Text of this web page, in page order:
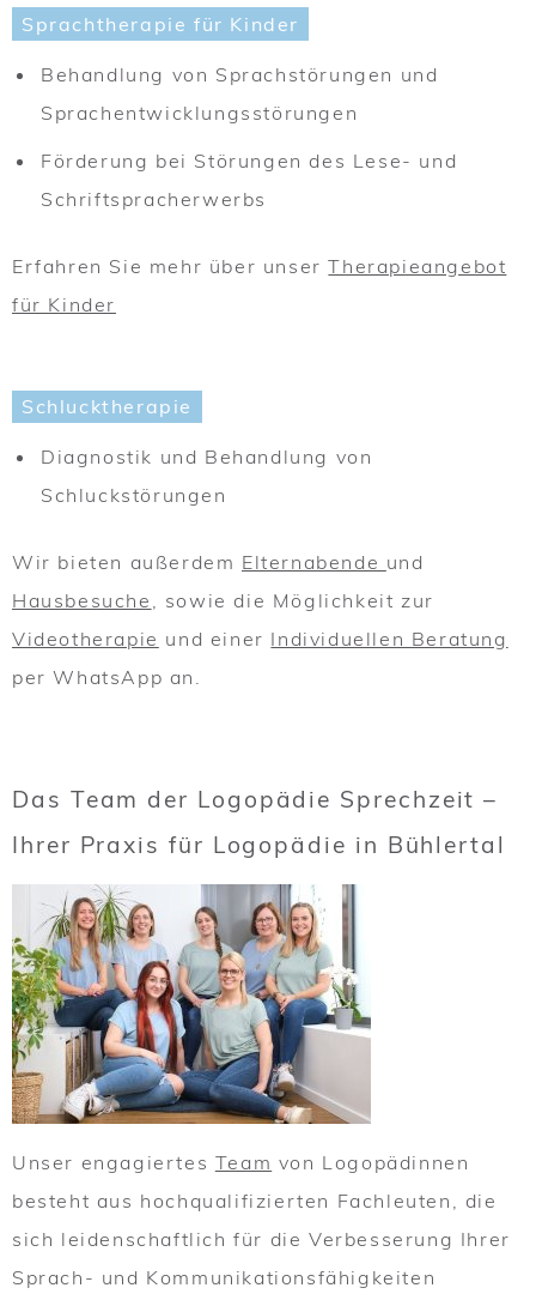
Sprachtherapie für Kinder
Behandlung von Sprachstörungen und
Sprachentwicklungsstörungen
Förderung bei Störungen des Lese- und
Schriftspracherwerbs
Erfahren Sie mehr über unserTherapieangebot
für Kinder
Schlucktherapie
Diagnostik und Behandlung von
Schluckstörungen
Wir bieten außerdem Elternabende und
Hausbesuche
, sowie die Möglichkeit zur
Videotherapie und einer Individuellen Beratung
per WhatsApp an.
Das Team der Logopädie Sprechzeit –
Ihrer Praxis für Logopädie in Bühlertal
Unser engagiertes Team von Logopädinnen
besteht aus hochqualifizierten Fachleuten, die
sich leidenschaftlich für die Verbesserung Ihrer
Sprach- und Kommunikationsfähigkeiten